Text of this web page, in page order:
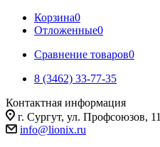
Корзина0
Отложенные0
Сравнение товаров0
8 (3462) 33-77-35
Контактная информация
г. Сургут, ул. Профсоюзов, 11
info@lionix.ru